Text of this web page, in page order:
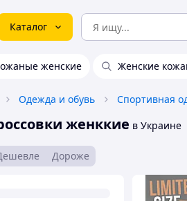
Каталог
женские Женские
Одежда и обувь Спортивная
женккие в Украине
Дороже